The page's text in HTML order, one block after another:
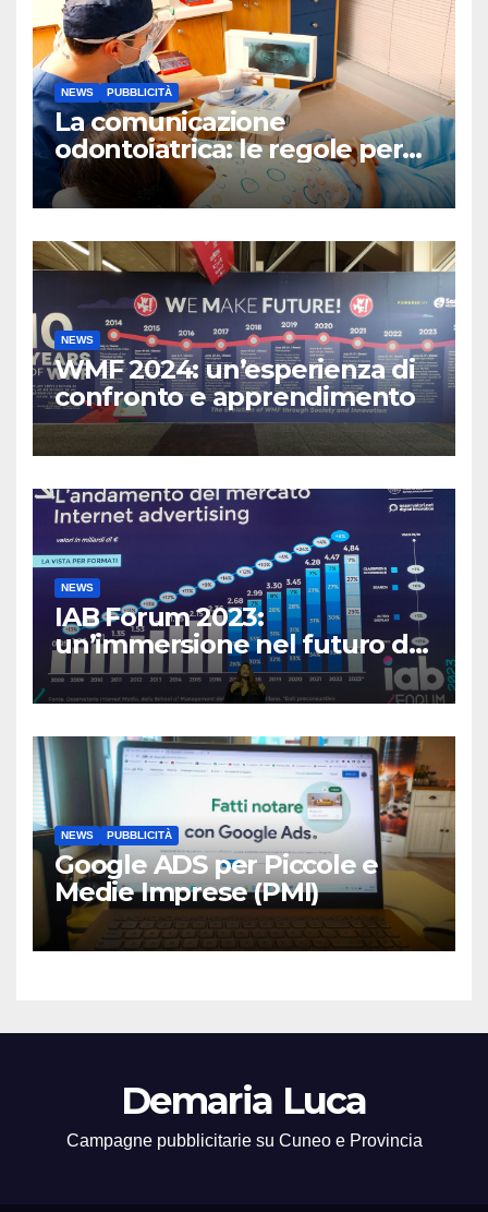
NEWS PUBBLICITÀ
La comunicazione
odontoiatrica: le regole per
una Sanità Trasparente
NEWS
WMF 2024: un’esperienza di
confronto e apprendimento
NEWS
IAB Forum 2023:
un’immersione nel futuro del
Marketing Digitale”
NEWS PUBBLICITÀ
Google ADS per Piccole e
Medie Imprese (PMI)
Demaria Luca
Campagne pubblicitarie su Cuneo e Provincia